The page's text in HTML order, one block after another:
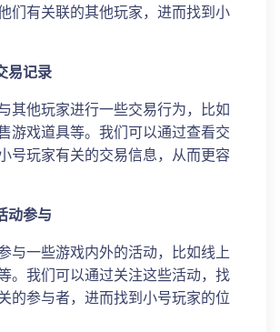
们有关联的其他玩家，进而找到小
易记录
其他玩家进行一些交易行为，比如
游戏道具等。我们可以通过查看交
号玩家有关的交易信息，从而更容
动参与
与一些游戏内外的活动，比如线上
。我们可以通过关注这些活动，找
的参与者，进而找到小号玩家的位